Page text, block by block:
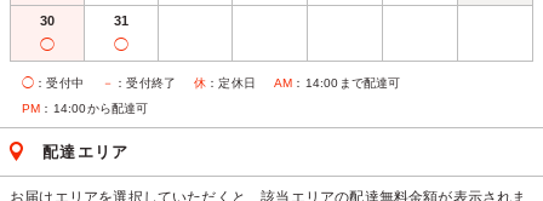
30
◯
31
◯
◯ ：受付中 － ：受付終了 休 ：定休日 AM ：14:00まで配達可
PM ：14:00から配達可
配達エリア